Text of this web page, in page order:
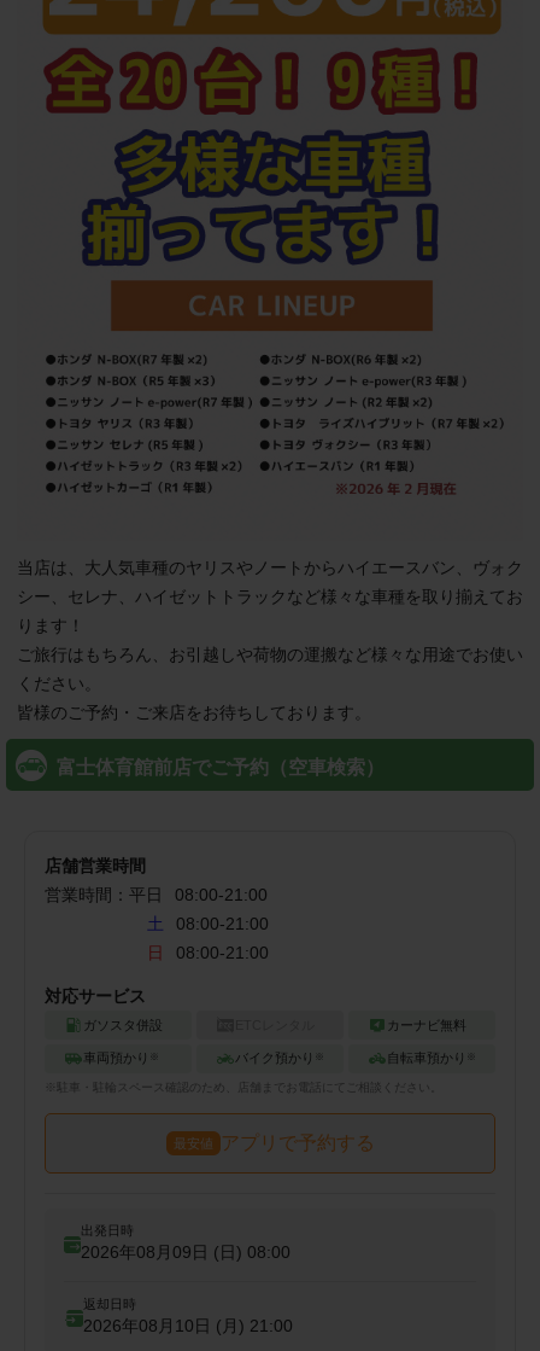
当店は、大人気車種のヤリスやノートからハイエースバン、ヴォク
シー、セレナ、ハイゼットトラックなど様々な車種を取り揃えてお
ります！
ご旅行はもちろん、お引越しや荷物の運搬など様々な用途でお使い
ください。
皆様のご予約・ご来店をお待ちしております。
富士体育館前店でご予約（空車検索）
店舗営業時間
営業時間： 平日 08:00-21:00
土
08:00-21:00
日
08:00-21:00
対応サービス
ガソスタ併設 カーナビ無料
車両預かり ※ バイク預かり ※ 自転車預かり ※
※ 駐車・駐輪 スペース確認のため、店舗までお電話にてご相談ください。
最安値 アプリで予約する
出発日時
2026年08月09日 (日) 08:00
返却日時
2026年08月10日 (月) 21:00